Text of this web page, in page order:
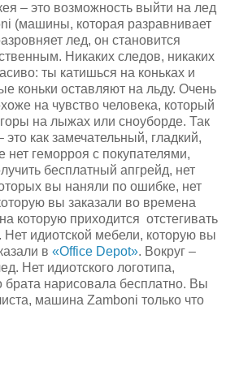
– это возможность выйти на лед
(машины, которая разравнивает
лед, он становится
Никаких следов, никаких
ты катишься на коньках и
коньки оставляют на льду. Очень
на чувство человека, который
на лыжах или сноуборде. Так
как замечательный, гладкий,
геморроя с покупателями,
бесплатный апгрейд, нет
вы наняли по ошибке, нет
вы заказали во времена
которую приходится отстегивать
Нет идиотской мебели, которую вы
в «Office Depot». Вокруг –
Нет идиотского логотипа,
нарисовала бесплатно. Вы
машина Zamboni только что